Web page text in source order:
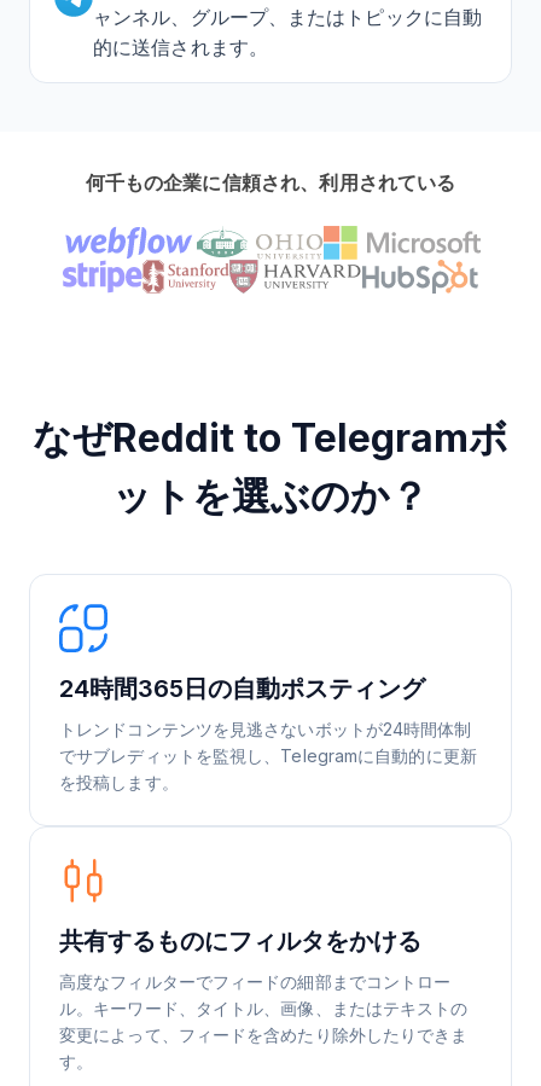
ャンネル、グループ、またはトピックに自動
的に送信されます。
何千もの企業に信頼され、利用されている
なぜReddit to Telegramボ
ットを選ぶのか？
24時間365日の自動ポスティング
トレンドコンテンツを見逃さないボットが24時間体制
でサブレディットを監視し、Telegramに自動的に更新
を投稿します。
共有するものにフィルタをかける
高度なフィルターでフィードの細部までコントロー
ル。キーワード、タイトル、画像、またはテキストの
変更によって、フィードを含めたり除外したりできま
す。